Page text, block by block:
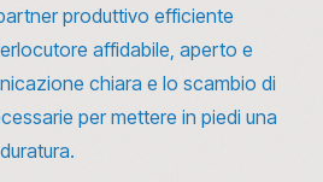
produttivo efficiente
affidabile, aperto e
chiara e lo scambio di
per mettere in piedi una